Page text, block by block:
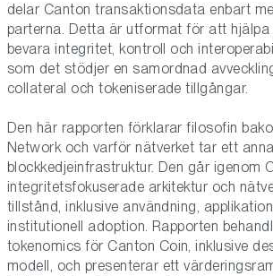
delar Canton transaktionsdata enbart
parterna. Detta är utformat för att
bevara integritet, kontroll och
som det stödjer en samordnad
collateral och tokeniserade tillgångar.
Den här rapporten förklarar filosofin
Network och varför nätverket tar ett
blockkedjeinfrastruktur. Den går igenom
integritetsfokuserade arkitektur och
tillstånd, inklusive användning,
institutionell adoption. Rapporten
tokenomics för Canton Coin, inklusive
modell, och presenterar ett